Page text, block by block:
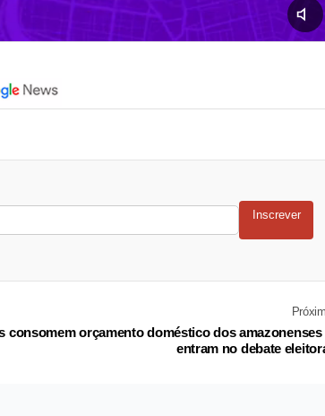
Inscrever
consomem orçamento doméstico dos amazonenses
entram no debate